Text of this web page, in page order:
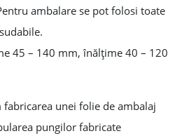
ambalare se pot folosi toate
45 – 140 mm, înălţime 40 – 120
fabricarea unei folie de ambalaj
pungilor fabricate